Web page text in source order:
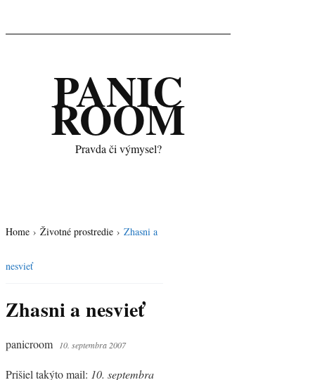
PANIC
ROOM
Pravda či výmysel?
Home › Životné prostredie › Zhasni a
nesvieť
Zhasni a nesvieť
panicroom 10. septembra 2007
Prišiel takýto mail: 10. septembra